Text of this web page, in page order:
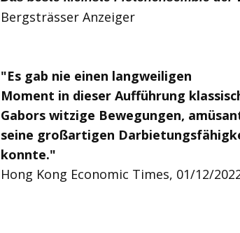
Bergsträsser Anzeiger
"Es gab nie einen langweiligen
Moment in dieser Aufführung
Gabors witzige Bewegungen,
seine großartigen
konnte."
Hong Kong Economic Times, 01/12/